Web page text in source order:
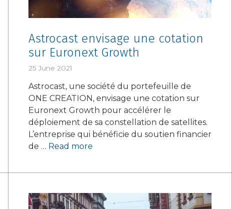
Astrocast envisage une cotation
sur Euronext Growth
25 June 2021
Astrocast, une société du portefeuille de
ONE CREATION, envisage une cotation sur
Euronext Growth pour accélérer le
déploiement de sa constellation de satellites.
L’entreprise qui bénéficie du soutien financier
de … Read more